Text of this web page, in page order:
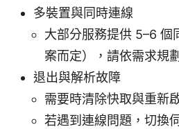
多裝置與同時連線
大部分服務提供 5–6 個
案而定），請依需求規劃
退出與解析故障
需要時清除快取與重新
若遇到連線問題，切換